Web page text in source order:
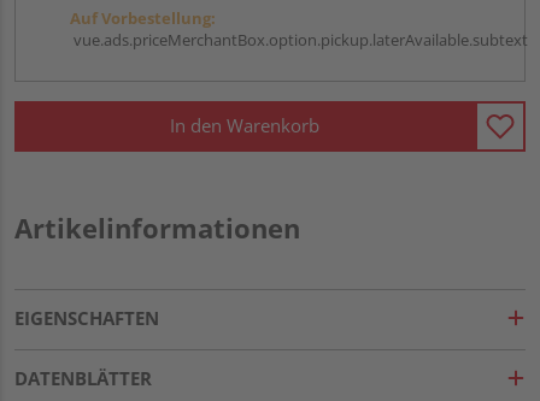
Auf Vorbestellung:
vue.ads.priceMerchantBox.option.pickup.laterAvailable.subtext
In den Warenkorb
Artikelinformationen
EIGENSCHAFTEN
DATENBLÄTTER